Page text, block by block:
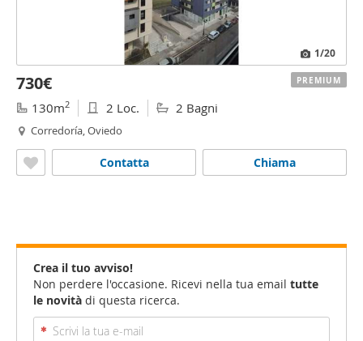
1/20
730€
130m2 2 Loc. 2 Bagni
Corredoría, Oviedo
Chiama
Contatta
PREMIUM
Crea il tuo avviso!
Non perdere l'occasione. Ricevi nella tua email tutte
le novità di questa ricerca.